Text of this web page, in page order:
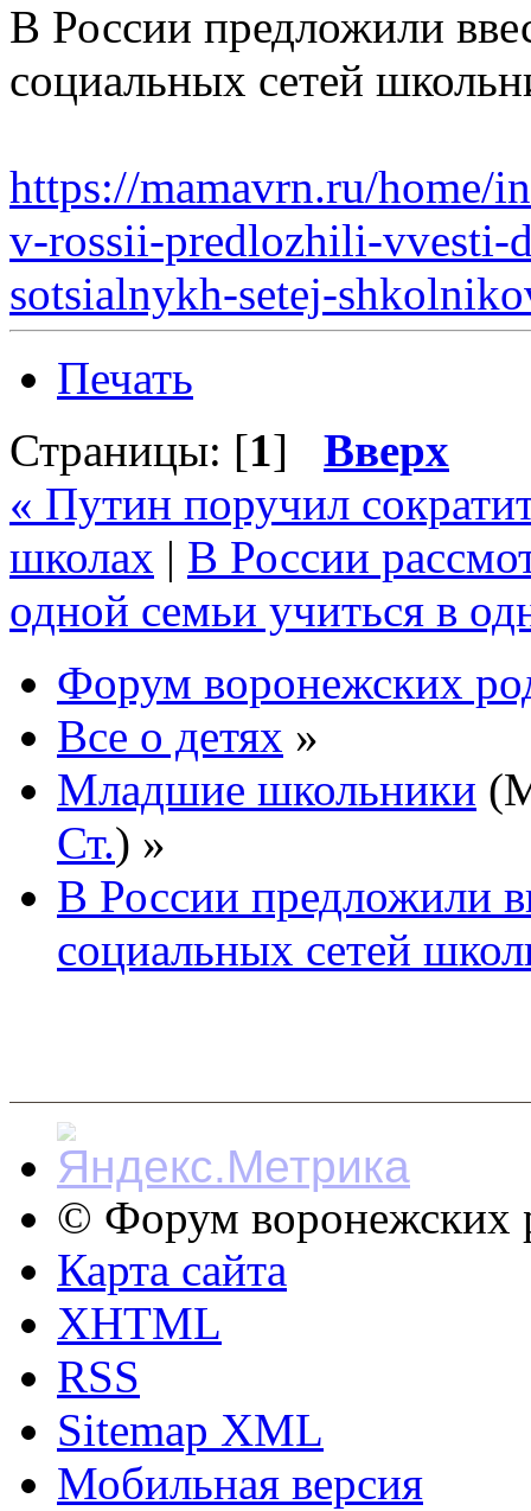
В России предложили
социальных сетей
https://mamavrn.ru/home/
v-rossii-predlozhili-vvesti-
sotsialnykh-setej-
Печать
Страницы: [1] Вверх
« Путин поручил
школах | В России
одной семьи учиться в
Форум воронежских
Все о детях »
Младшие школьники
Ст.) »
В России предложили
социальных сетей
© Форум воронежских
Карта сайта
XHTML
RSS
Sitemap XML
Мобильная версия